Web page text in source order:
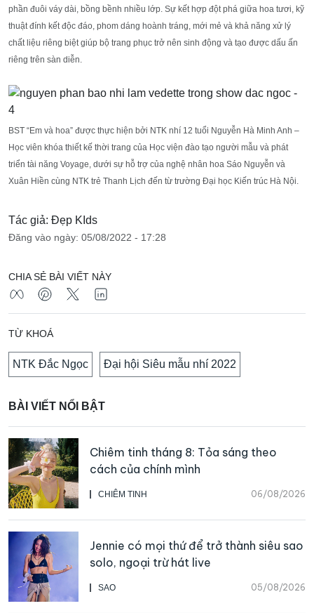
phần đuôi váy dài, bồng bềnh nhiều lớp. Sự kết hợp đột phá giữa hoa tươi, kỹ
thuật đính kết độc đáo, phom dáng hoành tráng, mới mẻ và khả năng xử lý
chất liệu riêng biệt giúp bộ trang phục trở nên sinh động và tạo được dấu ấn
riêng trên sàn diễn.
BST “Em và hoa” được thực hiện bởi NTK nhí 12 tuổi Nguyễn Hà Minh Anh –
Học viên khóa thiết kế thời trang của Học viện đào tạo người mẫu và phát
triển tài năng Voyage, dưới sự hỗ trợ của nghệ nhân hoa Sáo Nguyễn và
Xuân Hiền cùng NTK trẻ Thanh Lịch đến từ trường Đại học Kiến trúc Hà Nội.
Tác giả: Đẹp KIds
Đăng vào ngày: 05/08/2022 - 17:28
CHIA SẺ BÀI VIẾT NÀY
TỪ KHOÁ
NTK Đắc Ngọc Đại hội Siêu mẫu nhí 2022
BÀI VIẾT NỔI BẬT
CHIÊM TINH 06/08/2026
Chiêm tinh tháng 8: Tỏa sáng theo
cách của chính mình
SAO 05/08/2026
Jennie có mọi thứ để trở thành siêu sao
solo, ngoại trừ hát live